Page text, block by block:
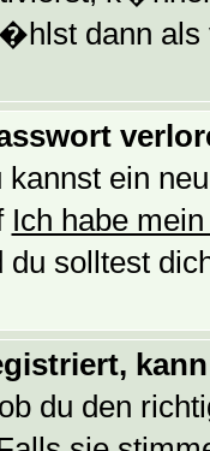
dann als
ein
Ich habe
du solltest
du den